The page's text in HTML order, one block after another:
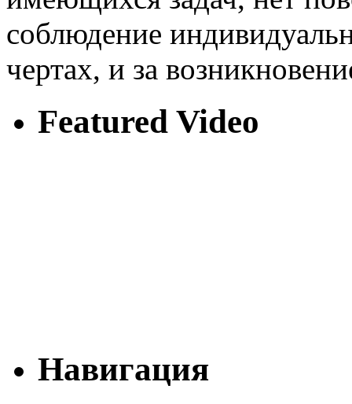
соблюдение
чертах, и за
Featured Video
Навигация